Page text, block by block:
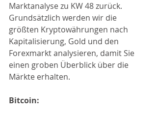
Marktanalyse zu KW 48 zurück.
Grundsätzlich werden wir die
größten Kryptowährungen nach
Kapitalisierung, Gold und den
Forexmarkt analysieren, damit Sie
einen groben Überblick über die
Märkte erhalten.
Bitcoin: